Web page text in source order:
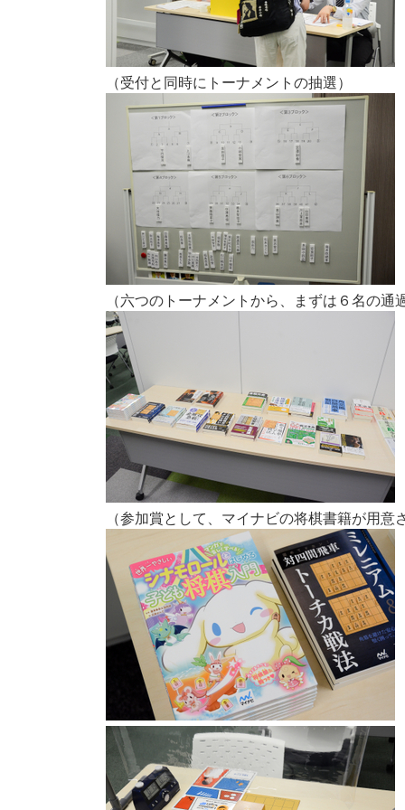
（受付と同時にトーナメントの抽選）
（六つのトーナメントから、まずは６名の通
（参加賞として、マイナビの将棋書籍が用意